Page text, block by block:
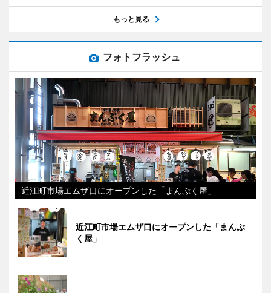
もっと見る
フォトフラッシュ
近江町市場エムザ口にオープンした「まんぷく屋」
近江町市場エムザ口にオープンした「まんぷ
く屋」